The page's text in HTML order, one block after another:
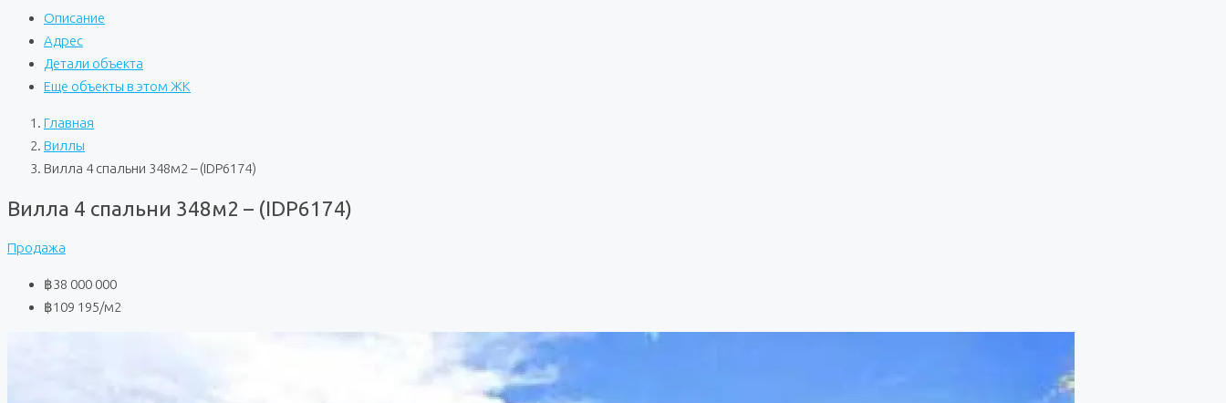
Описание
Адрес
Детали объекта
Еще объекты в этом ЖК
Главная
Виллы
Вилла 4 спальни 348м2 – (IDP6174)
Вилла 4 спальни 348м2 – (IDP6174)
Продажа
฿38 000 000
฿109 195/м2